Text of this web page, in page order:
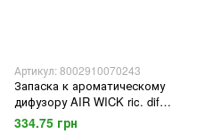
Артикул: 8002910070243
Запаска к ароматическому
дифузору AIR WICK ric. dif
elettrico 19 ml peonia bianca e
334.75 грн